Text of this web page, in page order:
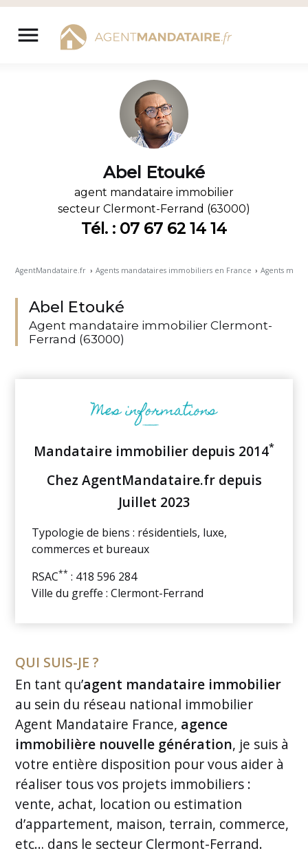
Aller
contenu
menu
Abel Etouké
agent mandataire immobilier
secteur Clermont-Ferrand (63000)
Tél. : 07 67 62 14 14
AgentMandataire.fr › Agents mandataires immobiliers en France › Agents
Abel Etouké
Agent mandataire immobilier Clermont-
Ferrand (63000)
Mandataire immobilier depuis 2014*
Chez AgentMandataire.fr depuis
Juillet 2023
Typologie de biens : résidentiels, luxe,
commerces et bureaux
RSAC** : 418 596 284
Ville du greffe : Clermont-Ferrand
QUI SUIS-JE ?
En tant qu’agent mandataire immobilier
au sein du réseau national immobilier
Agent Mandataire France, agence
immobilière nouvelle génération, je suis à
votre entière disposition pour vous aider à
réaliser tous vos projets immobiliers :
vente, achat, location ou estimation
d’appartement, maison, terrain, commerce,
etc… dans le secteur Clermont-Ferrand.